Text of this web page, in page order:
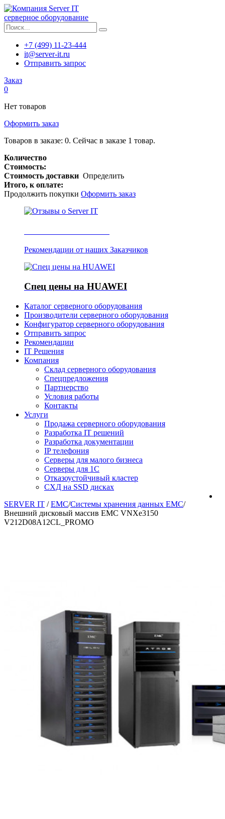
серверное оборудование
+7 (499) 11-23-444
it@server-it.ru
Отправить запрос
Заказ
0
Нет товаров
Оформить заказ
Товаров в заказе: 0. Сейчас в заказе 1 товар.
Количество
Стоимость:
Стоимость доставки Определить
Итого, к оплате:
Продолжить покупки Оформить заказ
Рекомендации от наших Заказчиков
Спец цены на HUAWEI
Каталог серверного оборудования
Производители серверного оборудования
Конфигуратор серверного оборудования
Отправить запрос
Рекомендации
IT Решения
Компания
Склад серверного оборудования
Спецпредложения
Партнерство
Условия работы
Контакты
Услуги
Продажа серверного оборудования
Разработка IT решений
Разработка документации
IP телефония
Серверы для малого бизнеса
Серверы для 1С
Отказоустойчивый кластер
СХД на SSD дисках
SERVER IT / EMC/Системы хранения данных EMC/
Внешний дисковый массив EMC VNXe3150
V212D08A12CL_PROMO